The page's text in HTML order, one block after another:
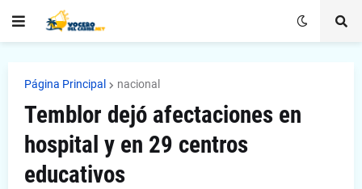
Página Principal nacional
Temblor dejó afectaciones en
hospital y en 29 centros
educativos